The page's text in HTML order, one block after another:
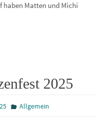
haben Matten und Michi
2025
Allgemein